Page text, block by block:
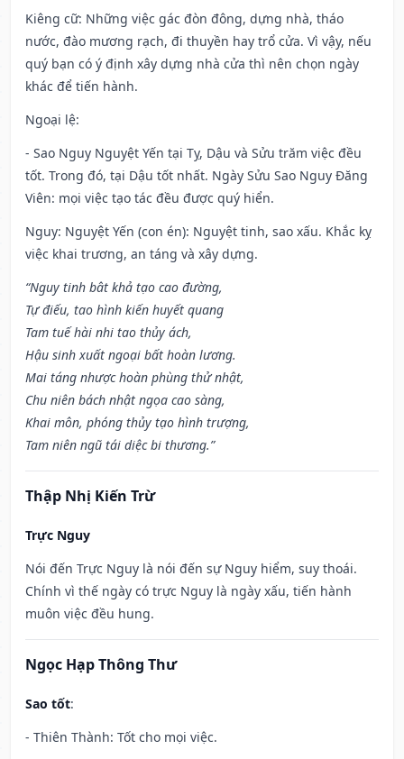
Kiêng cữ: Những việc gác đòn đông, dựng nhà, tháo
nước, đào mương rạch, đi thuyền hay trổ cửa. Vì vậy, nếu
quý bạn có ý định xây dựng nhà cửa thì nên chọn ngày
khác để tiến hành.
Ngoại lệ:
- Sao Nguy Nguyệt Yến tại Tỵ, Dậu và Sửu trăm việc đều
tốt. Trong đó, tại Dậu tốt nhất. Ngày Sửu Sao Nguy Đăng
Viên: mọi việc tạo tác đều được quý hiển.
Nguy: Nguyệt Yến (con én): Nguyệt tinh, sao xấu. Khắc kỵ
việc khai trương, an táng và xây dựng.
“Nguy tinh bât khả tạo cao đường,
Tự điếu, tao hình kiến huyết quang
Tam tuế hài nhi tao thủy ách,
Hậu sinh xuất ngoại bất hoàn lương.
Mai táng nhược hoàn phùng thử nhật,
Chu niên bách nhật ngọa cao sàng,
Khai môn, phóng thủy tạo hình trượng,
Tam niên ngũ tái diệc bi thương.”
Thập Nhị Kiến Trừ
Trực Nguy
Nói đến Trực Nguy là nói đến sự Nguy hiểm, suy thoái.
Chính vì thế ngày có trực Nguy là ngày xấu, tiến hành
muôn việc đều hung.
Ngọc Hạp Thông Thư
Sao tốt:
- Thiên Thành: Tốt cho mọi việc.